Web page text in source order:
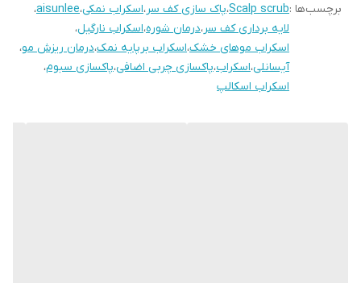
برچسب‌ها :Scalp scrub،پاک سازی کف سر،اسکراب نمکی،aisunlee،
لایه برداری کف سر،درمان شوره،اسکراب نارگیل،
اسکراب موهای خشک،اسکراب برپایه نمک،درمان ریزش مو،
آیسانلی،اسکراب،پاکسازی چربی اضافی،پاکسازی سبوم،
اسکراب اسکالپ